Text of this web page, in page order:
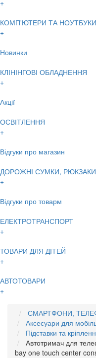
+
КОМП'ЮТЕРИ ТА НОУТБУКИ
+
Новинки
КЛІНІНГОВІ ОБЛАДНЕННЯ
+
Акції
ОСВІТЛЕННЯ
+
Відгуки про магазин
ДОРОЖНІ СУМКИ, РЮКЗАКИ
+
Відгуки про товарм
ЕЛЕКТРОТРАНСПОРТ
+
ТОВАРИ ДЛЯ ДІТЕЙ
+
АВТОТОВАРИ
+
СМАРТФОНИ,
Аксесуари для
Підставки та
Автотримач для
bay one touch center